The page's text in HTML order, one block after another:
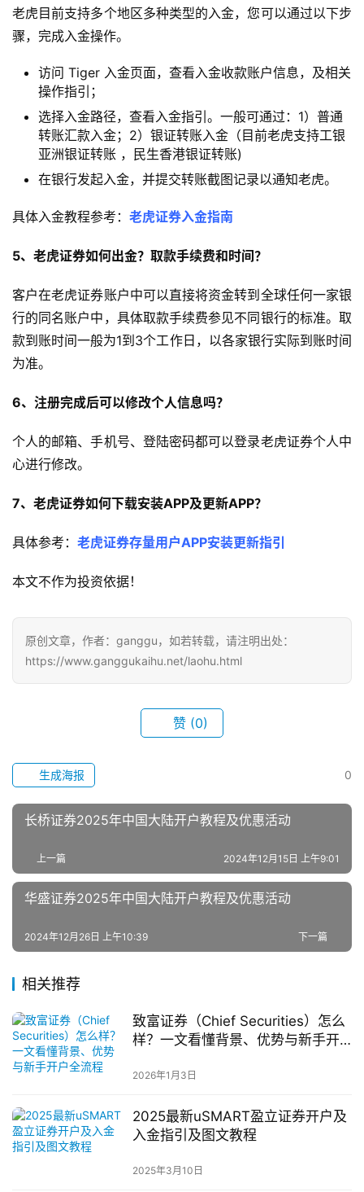
老虎目前支持多个地区多种类型的入金，您可以通过以下步
骤，完成入金操作。
访问 Tiger 入金页面，查看入金收款账户信息，及相关
操作指引；
选择入金路径，查看入金指引。一般可通过：1）普通
转账汇款入金；2）银证转账入金（目前老虎支持工银
亚洲银证转账 ，民生香港银证转账)
在银行发起入金，并提交转账截图记录以通知老虎。
具体入金教程参考： 老虎证券入金指南
5、老虎证券如何出金？取款手续费和时间？
客户在老虎证券账户中可以直接将资金转到全球任何一家银
行的同名账户中，具体取款手续费参见不同银行的标准。取
款到账时间一般为1到3个工作日，以各家银行实际到账时间
为准。
6、注册完成后可以修改个人信息吗？
个人的邮箱、手机号、登陆密码都可以登录老虎证券个人中
心进行修改。
7、老虎证券如何下载安装APP及更新APP？
具体参考： 老虎证券存量用户APP安装更新指引
本文不作为投资依据！
原创文章，作者：ganggu，如若转载，请注明出处：
https://www.ganggukaihu.net/laohu.html
赞 (0)
0
生成海报
长桥证券2025年中国大陆开户教程及优惠活动
上一篇 2024年12月15日 上午9:01
华盛证券2025年中国大陆开户教程及优惠活动
下一篇
2024年12月26日 上午10:39
相关推荐
致富证券（Chief Securities）怎么
样？一文看懂背景、优势与新手开
2026年1月3日
2025最新uSMART盈立证券开户及
入金指引及图文教程
2025年3月10日